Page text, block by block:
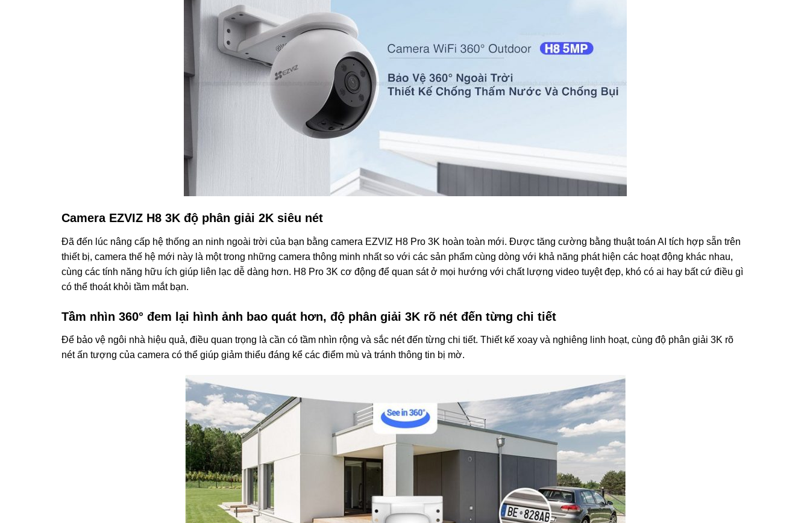
Camera EZVIZ H8 3K độ phân giải 2K siêu nét
Đã đến lúc nâng cấp hệ thống an ninh ngoài trời của bạn bằng camera EZVIZ H8 Pro 3K hoàn toàn mới. Được tăng cường bằng thuật toán AI tích hợp sẵn trên
thiết bị, camera thế hệ mới này là một trong những camera thông minh nhất so với các sản phẩm cùng dòng với khả năng phát hiện các hoạt động khác nhau,
cùng các tính năng hữu ích giúp liên lạc dễ dàng hơn. H8 Pro 3K cơ động để quan sát ở mọi hướng với chất lượng video tuyệt đẹp, khó có ai hay bất cứ điều gì
có thể thoát khỏi tầm mắt bạn.
Tầm nhìn 360° đem lại hình ảnh bao quát hơn, độ phân giải 3K rõ nét đến từng chi tiết
Để bảo vệ ngôi nhà hiệu quả, điều quan trọng là cần có tầm nhìn rộng và sắc nét đến từng chi tiết. Thiết kế xoay và nghiêng linh hoạt, cùng độ phân giải 3K rõ
nét ấn tượng của camera có thể giúp giảm thiểu đáng kể các điểm mù và tránh thông tin bị mờ.